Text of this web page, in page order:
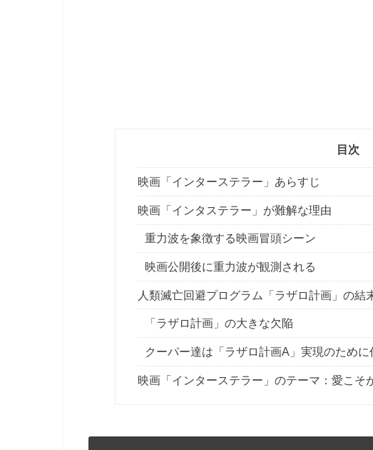
目次
映画「インターステラー」あらすじ
映画「インタステラー」が難解な理由
重力波を象徴する映画冒頭シーン
映画公開後に重力波が観測される
人類滅亡回避プログラム「ラザロ計画」の結
「ラザロ計画」の大きな欠陥
クーパー達は「ラザロ計画A」実現のために
映画「インターステラー」のテーマ：愛こそ